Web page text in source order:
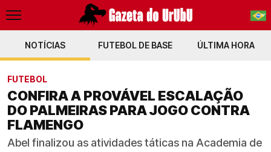
PT-BR
NOTÍCIAS FUTEBOL DE BASE ÚLTIMA HORA
FUTEBOL
CONFIRA A PROVÁVEL ESCALAÇÃO
DO PALMEIRAS PARA JOGO CONTRA
FLAMENGO
Abel finalizou as atividades táticas na Academia de